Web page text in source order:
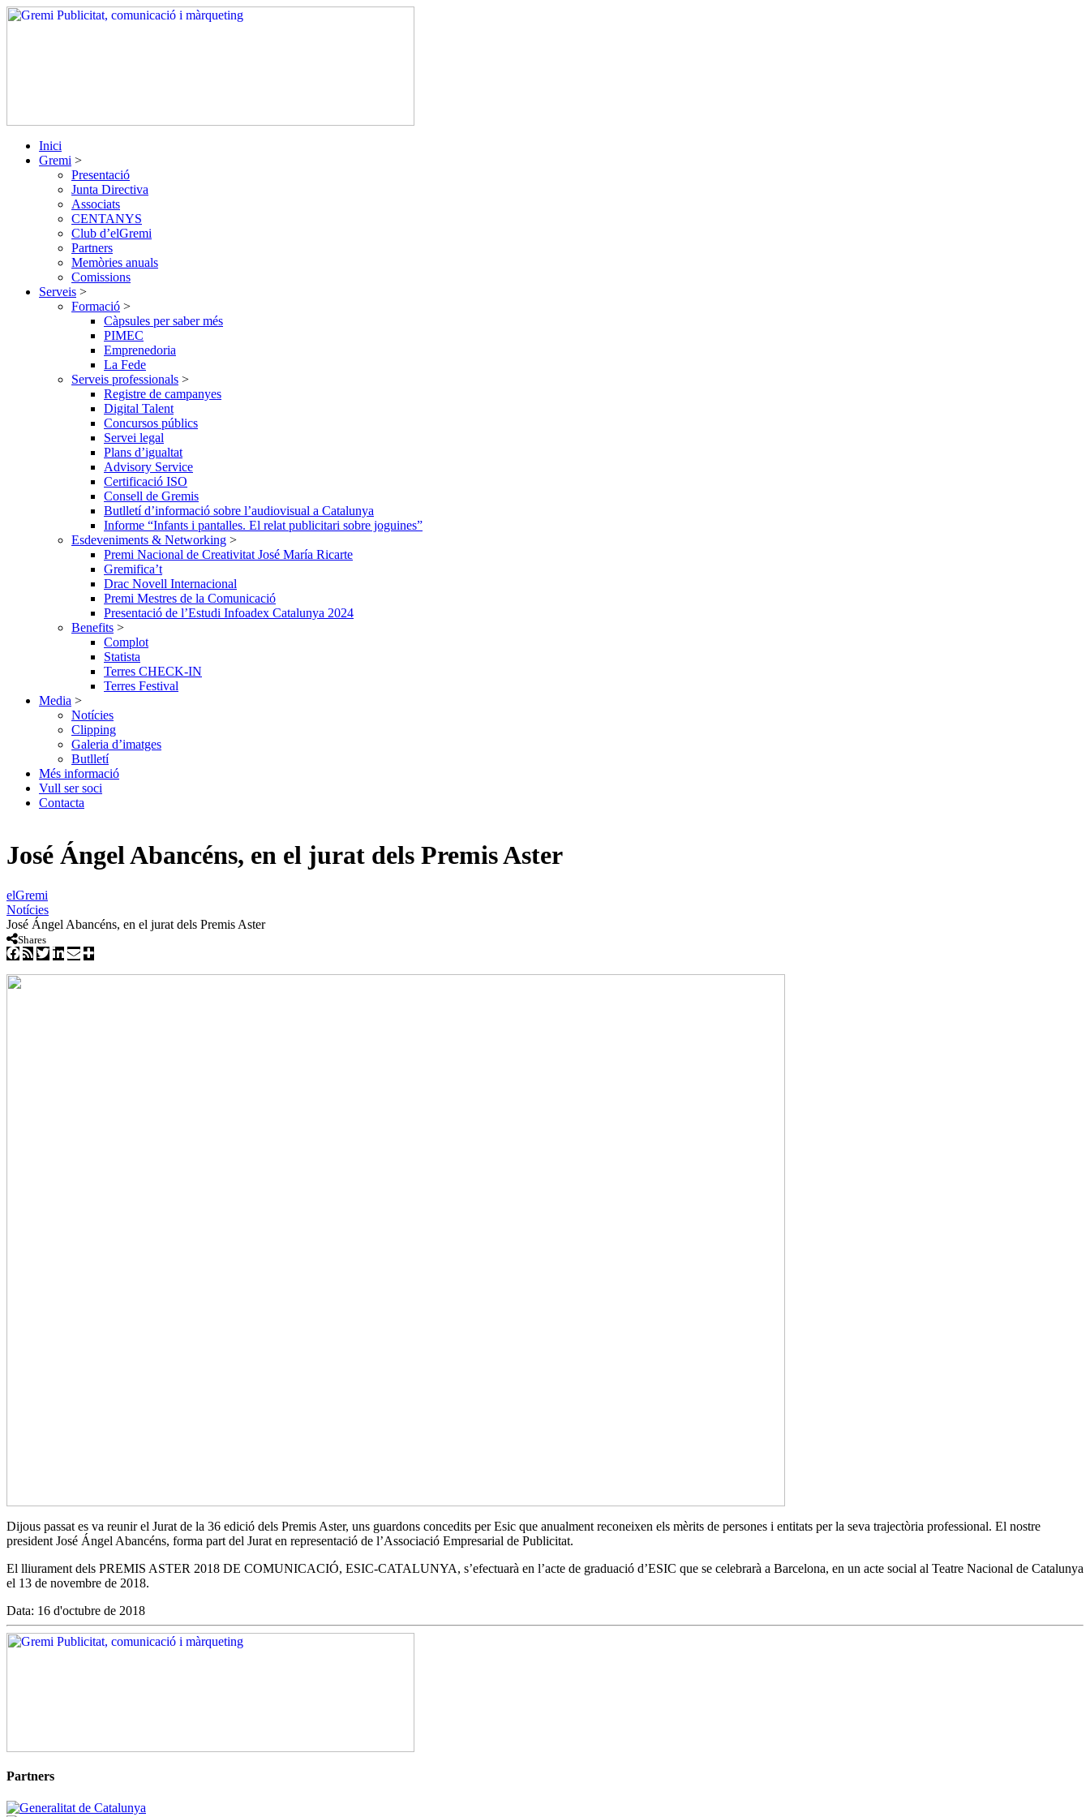
Skip
Inici
Gremi >
Presentació
Junta Directiva
Associats
CENTANYS
Club d’elGremi
Partners
Memòries anuals
Comissions
Serveis >
Formació >
Càpsules per saber més
PIMEC
Emprenedoria
La Fede
Serveis professionals >
Registre de campanyes
Digital Talent
Concursos públics
Servei legal
Plans d’igualtat
Advisory Service
Certificació ISO
Consell de Gremis
Butlletí d’informació sobre l’audiovisual a Catalunya
Informe “Infants i pantalles. El relat publicitari sobre joguines”
Esdeveniments & Networking >
Premi Nacional de Creativitat José María Ricarte
Gremifica’t
Drac Novell Internacional
Premi Mestres de la Comunicació
Presentació de l’Estudi Infoadex Catalunya 2024
Benefits >
Complot
Statista
Terres CHECK-IN
Terres Festival
Media >
Notícies
Clipping
Galeria d’imatges
Butlletí
Més informació
Vull ser soci
Contacta
José Ángel Abancéns, en el jurat dels Premis Aster
elGremi
Notícies
José Ángel Abancéns, en el jurat dels Premis Aster
Shares
Dijous passat es va reunir el Jurat de la 36 edició dels Premis Aster, uns guardons concedits per Esic que anualment reconeixen els mèrits de persones i entitats per la seva trajectòria professional. El nostre
president José Ángel Abancéns, forma part del Jurat en representació de l’Associació Empresarial de Publicitat.
El lliurament dels PREMIS ASTER 2018 DE COMUNICACIÓ, ESIC-CATALUNYA, s’efectuarà en l’acte de graduació d’ESIC que se celebrarà a Barcelona, en un acte social al Teatre Nacional de Catalunya
el 13 de novembre de 2018.
Data: 16 d'octubre de 2018
Partners